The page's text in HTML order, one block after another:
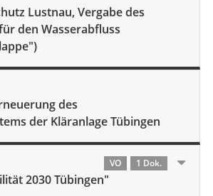
Lustnau, Vergabe des
den Wasserabfluss
des
der Kläranlage Tübingen
VO 1 Dok.
2030 Tübingen"